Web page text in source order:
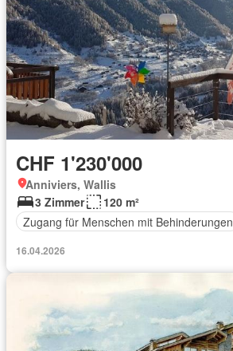
CHF 1'230'000
Anniviers, Wallis
3 Zimmer
120 m²
Zugang für Menschen mit Behinderungen
16.04.2026